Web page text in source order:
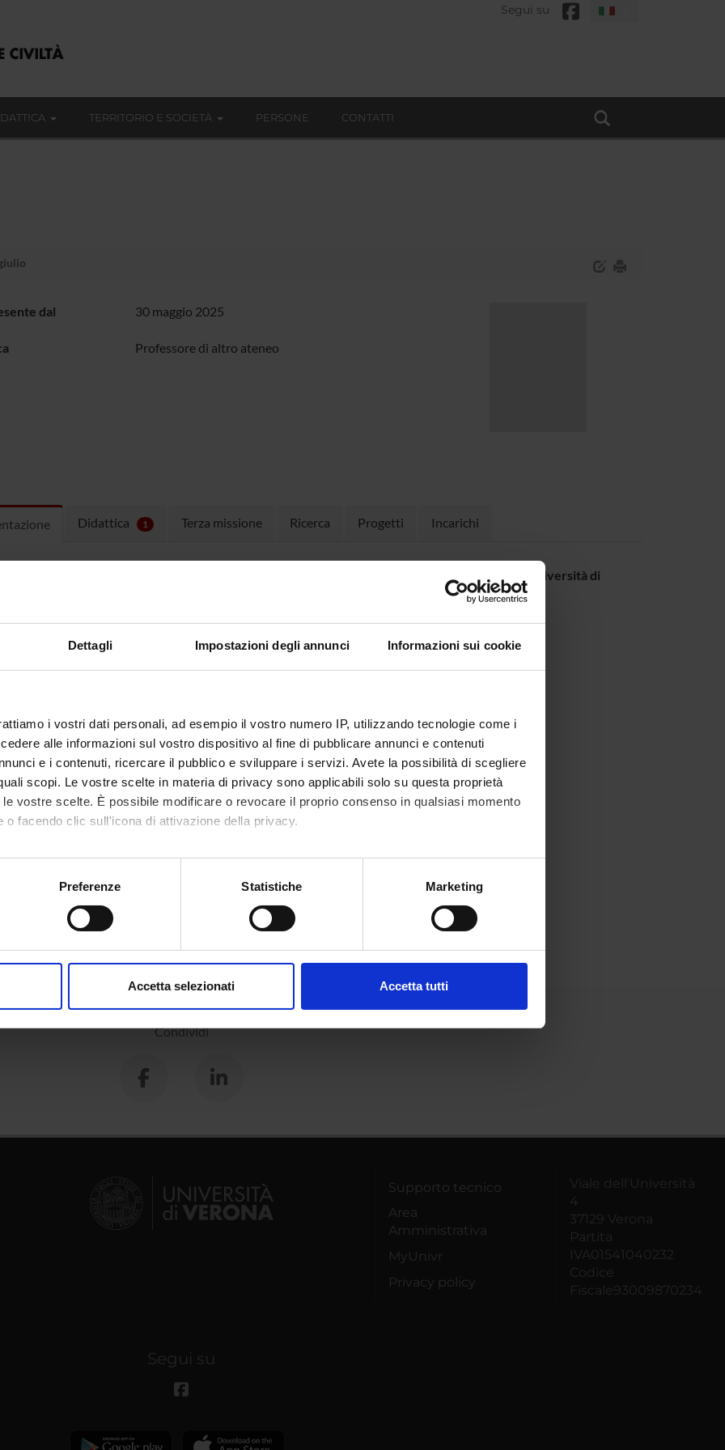
Dettagli Impostazioni degli annunci Informazioni sui cookie
i vostri dati personali, ad esempio il vostro numero IP, utilizzando tecnologie come i
alle informazioni sul vostro dispositivo al fine di pubblicare annunci e contenuti
e i contenuti, ricercare il pubblico e sviluppare i servizi. Avete la possibilità di scegliere
scopi. Le vostre scelte in materia di privacy sono applicabili solo su questa proprietà
vostre scelte. È possibile modificare o revocare il proprio consenso in qualsiasi momento
o facendo clic sull'icona di attivazione della privacy.
anche:
sulla tua posizione geografica, con un'approssimazione di qualche metro,
in qualsiasi momento dalla Dichiarazione sui cookie.
e social media, i quali potrebbero combinarle con altre informazioni che hai fornito loro o
Preferenze Statistiche Marketing
Accetta selezionati Accetta tutti
Segui su
TERRITORIO E SOCIETÀ PERSONE CONTATTI
dal 30 maggio 2025
Professore di altro ateneo
Didattica 1 Terza missione Ricerca Progetti Incarichi
orari lezioni e avvisi relativi consultare la pagina personale del docente nel sito dell'Università di
Condividi
Supporto tecnico
Area
Amministrativa
MyUnivr
Privacy policy
Viale dell'Università
4
37129 Verona
Partita
IVA01541040232
Codice
Fiscale93009870234
Segui su